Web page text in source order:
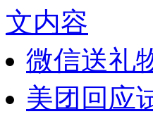
文内容
微信送礼
美团回应